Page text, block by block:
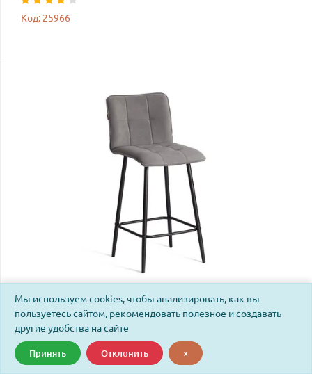
Код: 25966
Стул полубарный Бари/Bari велюр, серый, 29,
42х55х99см
Код: 24906
Мы используем cookies, чтобы анализировать, как вы
пользуетесь сайтом, рекомендовать полезное и создавать
другие удобства на сайте
Принять Отклонить ×